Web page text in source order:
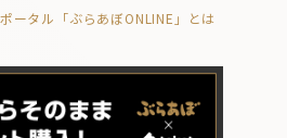
ータル「ぶらあぼONLINE」とは
フォルテピアノ・オデッセイ